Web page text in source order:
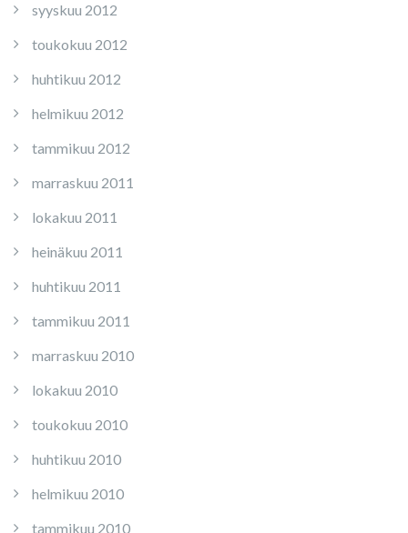
syyskuu 2012
toukokuu 2012
huhtikuu 2012
helmikuu 2012
tammikuu 2012
marraskuu 2011
lokakuu 2011
heinäkuu 2011
huhtikuu 2011
tammikuu 2011
marraskuu 2010
lokakuu 2010
toukokuu 2010
huhtikuu 2010
helmikuu 2010
tammikuu 2010